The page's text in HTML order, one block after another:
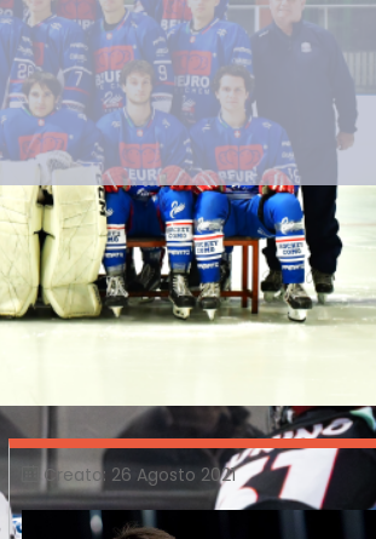
Creato: 26 Agosto 2021